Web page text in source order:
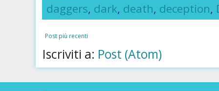
daggers, dark, death, deception,
Post più recenti
Iscriviti a: Post (Atom)